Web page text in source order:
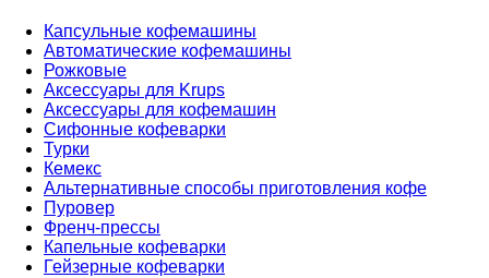
Капсульные кофемашины
Автоматические кофемашины
Рожковые
Аксессуары для Krups
Аксессуары для кофемашин
Сифонные кофеварки
Турки
Кемекс
Альтернативные способы приготовления кофе
Пуровер
Френч-прессы
Капельные кофеварки
Гейзерные кофеварки